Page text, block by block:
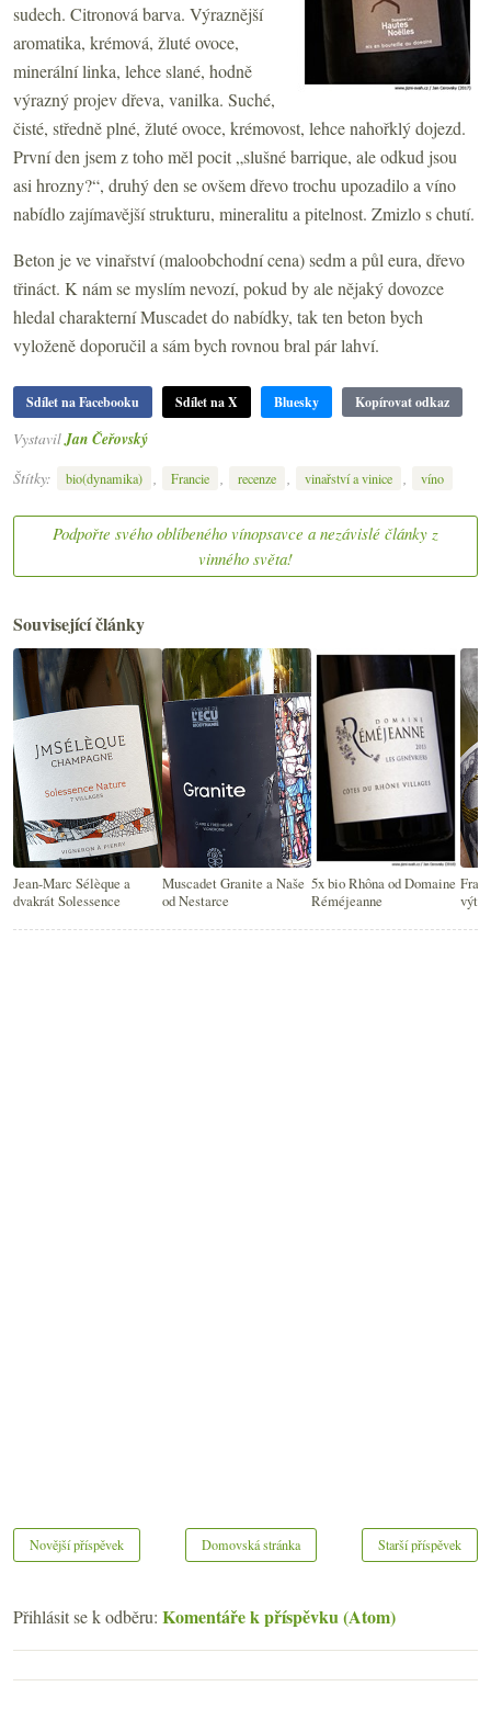
sudech. Citronová barva. Výraznější
aromatika, krémová, žluté ovoce,
minerální linka, lehce slané, hodně
výrazný projev dřeva, vanilka. Suché,
čisté, středně plné, žluté ovoce, krémovost, lehce nahořklý dojezd.
První den jsem z toho měl pocit „slušné barrique, ale odkud jsou
asi hrozny?“, druhý den se ovšem dřevo trochu upozadilo a víno
nabídlo zajímavější strukturu, mineralitu a pitelnost. Zmizlo s chutí.
Beton je ve vinařství (maloobchodní cena) sedm a půl eura, dřevo
třináct. K nám se myslím nevozí, pokud by ale nějaký dovozce
hledal charakterní Muscadet do nabídky, tak ten beton bych
vyloženě doporučil a sám bych rovnou bral pár lahví.
Sdílet na Facebooku Sdílet na X Bluesky Kopírovat odkaz
Vystavil Jan Čeřovský
Štítky:
bio(dynamika) , Francie , recenze , vinařství a vinice , víno
Podpořte svého oblíbeného vínopsavce a nezávislé články z
vinného světa!
Související články
Jean-Marc Sélèque a
dvakrát Solessence
Muscadet Granite a Naše
od Nestarce
5x bio Rhôna od Domaine
Réméjeanne
Novější příspěvek Starší příspěvek
Domovská stránka
Přihlásit se k odběru: Komentáře k příspěvku (Atom)